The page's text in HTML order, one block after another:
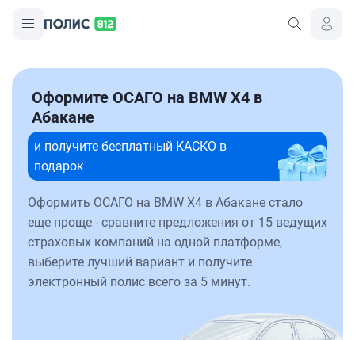
Оформите ОСАГО на BMW X4 в
Абакане
и получите бесплатный КАСКО в
подарок
Оформить ОСАГО на BMW X4 в Абакане стало
еще проще - сравните предложения от 15 ведущих
страховых компаний на одной платформе,
выберите лучший вариант и получите
электронный полис всего за 5 минут.